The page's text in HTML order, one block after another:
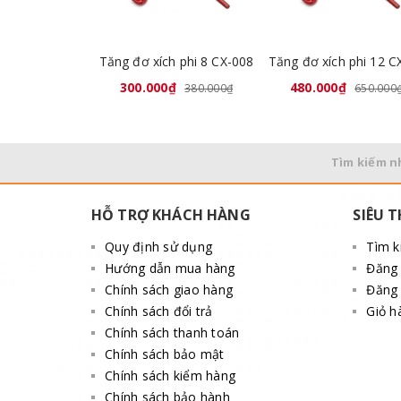
Tăng đơ xích phi 8 CX-008
300.000₫ 380.000₫ 480.000₫
Tìm kiếm
HỖ TRỢ KHÁCH HÀNG
Quy định sử dụng
Hướng dẫn mua hàng
Chính sách giao hàng
Chính sách đổi trả
Chính sách thanh toán
Chính sách bảo mật
Chính sách kiểm hàng
Chính sách bảo hành
SIÊU
Tìm
Đăng
Đăng
Giỏ